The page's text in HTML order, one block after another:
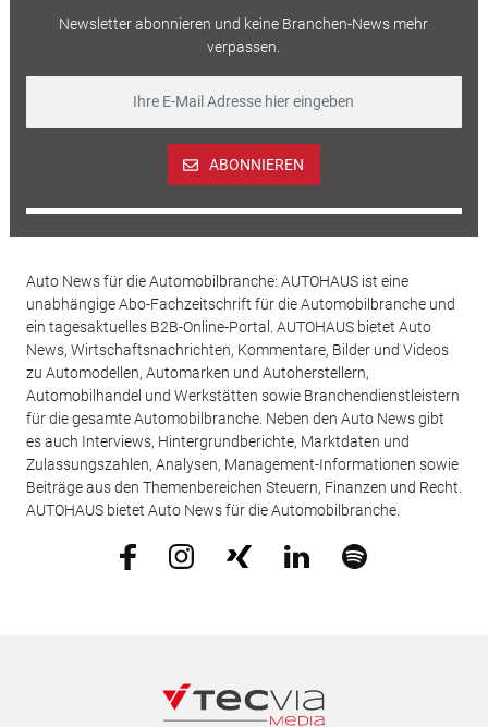
Newsletter abonnieren und keine Branchen-News mehr
verpassen.
ABONNIEREN
Auto News für die Automobilbranche: AUTOHAUS ist eine
unabhängige Abo-Fachzeitschrift für die Automobilbranche und
ein tagesaktuelles B2B-Online-Portal. AUTOHAUS bietet Auto
News, Wirtschaftsnachrichten, Kommentare, Bilder und Videos
zu Automodellen, Automarken und Autoherstellern,
Automobilhandel und Werkstätten sowie Branchendienstleistern
für die gesamte Automobilbranche. Neben den Auto News gibt
es auch Interviews, Hintergrundberichte, Marktdaten und
Zulassungszahlen, Analysen, Management-Informationen sowie
Beiträge aus den Themenbereichen Steuern, Finanzen und Recht.
AUTOHAUS bietet Auto News für die Automobilbranche.